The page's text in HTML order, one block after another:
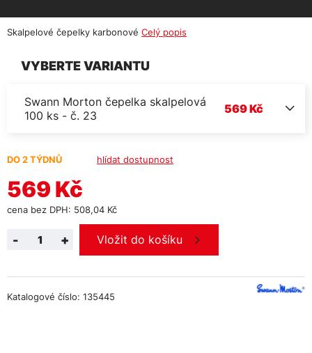
Skalpelové čepelky karbonové Celý popis
VYBERTE VARIANTU
Swann Morton čepelka skalpelová
100 ks - č. 23
569 Kč
DO 2 TÝDNŮ hlídat dostupnost
569 Kč
cena bez DPH: 508,04 Kč
+
- Vložit do košíku
Katalogové číslo: 135445